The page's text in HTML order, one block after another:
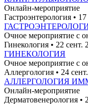
Онлайн-мероприятие
Гастроэнтерология •
Очное мероприятие с
Гинекология • 22
ГИНЕКОЛОГИЯ
Очное мероприятие с
Аллергология • 24
АЛЛЕРГОЛОГИЯ
Онлайн-мероприятие
Дерматовенерология •